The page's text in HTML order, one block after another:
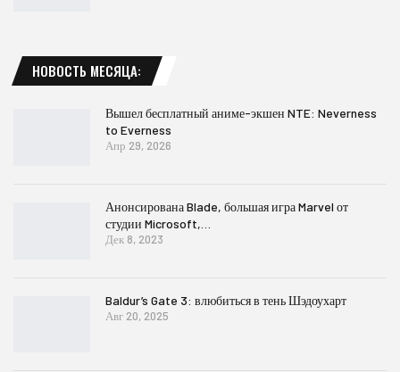
НОВОСТЬ МЕСЯЦА:
Вышел бесплатный аниме-экшен NTE: Neverness
to Everness
Апр 29, 2026
Анонсирована Blade, большая игра Marvel от
студии Microsoft,…
Дек 8, 2023
Baldur’s Gate 3: влюбиться в тень Шэдоухарт
Авг 20, 2025